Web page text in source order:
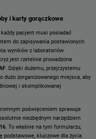
i karty gorączkowe
każdy pacjent musi posiadać
do zapisywania postawionych
wyników z laboratoriów
jest rzetelnie prowadzona
. Dzięki dużemu, przejrzystemu
dużo zorganizowanego miejsca, aby
i skomplikowanej
poświęceniem sprawuje
niezbędnym narzędziem
. To właśnie na tym formularzu,
podstawowe, kluczowe dla życia